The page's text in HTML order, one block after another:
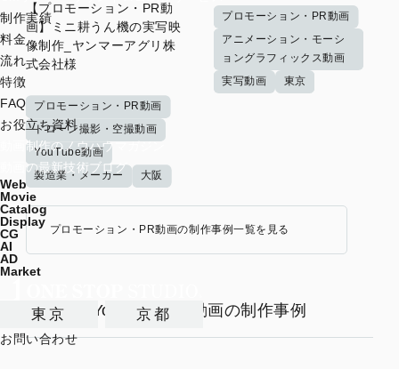
制作実績
料金
流れ
特徴
FAQ
お役立ち資料
動画制作のノウハウマガジン
動画の最新技術ブログ
Web
Movie
Catalog
Display
CG
AI
AD
Market
東京 京都
お問い合わせ
【プロモーション・PR動
画】ミニ耕うん機の実写映
像制作_ヤンマーアグリ株
式会社様
プロモーション・PR動画
ドローン撮影・空撮動画
YouTube動画
製造業・メーカー
大阪
プロモーション・PR動画
アニメーション・モーシ
ョングラフィックス動画
実写動画
東京
プロモーション・PR動画の制作事例一覧を見る
YouTube広告動画の制作事例